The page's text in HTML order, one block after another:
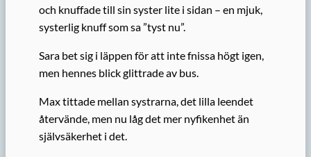
och knuffade till sin syster lite i sidan – en mjuk,
systerlig knuff som sa ”tyst nu”.
Sara bet sig i läppen för att inte fnissa högt igen,
men hennes blick glittrade av bus.
Max tittade mellan systrarna, det lilla leendet
återvände, men nu låg det mer nyfikenhet än
självsäkerhet i det.